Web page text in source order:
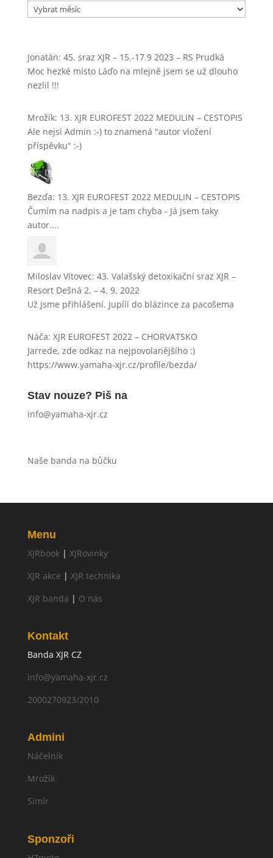
Naše
cesta
Jonatán: 45. sraz XJR – 15.-17.9 2023 – RS Prudká
Moc hezké místo Láďo na mlejně jsem se už dlouho
nezlil !!!
Mrožík: 13. XJR EUROFEST 2022 MEDULIN – CESTOPIS
Ale nejsi Admin :-) to znamená "autor vložení
příspěvku" :-)
Bezďa: 13. XJR EUROFEST 2022 MEDULIN – CESTOPIS
Čumím na nadpis a je tam chyba - Já jsem taky
autor....
Miloslav Vítovec: 43. Valašský detoxikační sraz XJR –
Resort Dešná 2. – 4. 9. 2022
Už jsme přihlášení. Jupííí do blázince za pacošema
Náča: XJR EUROFEST 2022 – CHORVATSKO
Jarrede, zde odkaz na nejpovolanějšího :)
https://www.yamaha-xjr.cz/profile/bezda/
Stav nouze? Piš na
info@yamaha-xjr.cz
Naše banda na bůčku
Menu
XJRbook| XJRovinky
XJR akce | XJR technika
XJR banda | O nás
Kontakt
Banda XJR CZ
info@yamaha-xjr.cz
2000270923/2010
Admini
Náčelník
Mrožík
Simír
Sponzoři